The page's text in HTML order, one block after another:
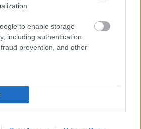
to enable storage
including authentication
prevention, and other